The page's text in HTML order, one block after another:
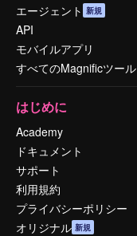
エージェント 新規
API
モバイルアプリ
すべてのMagnificツール
はじめに
Academy
ドキュメント
サポート
利用規約
プライバシーポリシー
オリジナル 新規